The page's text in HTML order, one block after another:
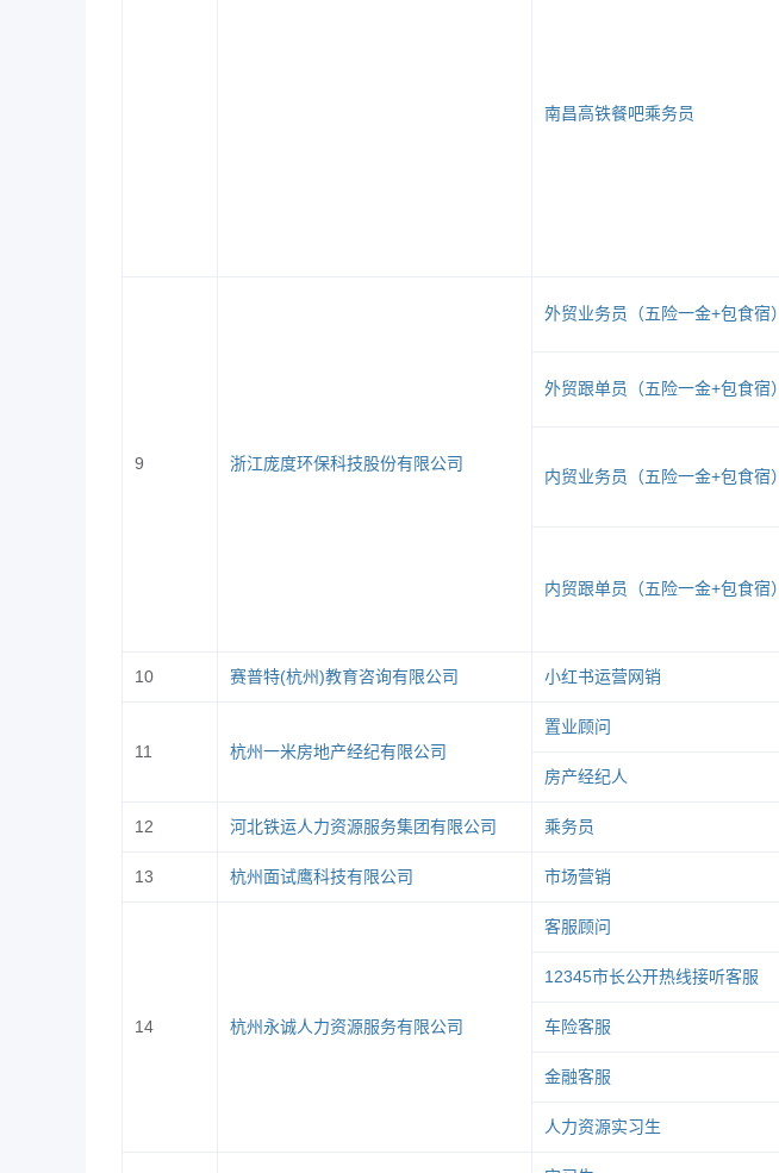
辅导员：金老师
电话： 89718387
创意设计学院（722人）
南昌高铁餐吧乘务员
9 浙江庞度环保科技股份有限公司
外贸业务员（五险一金+包食宿）
外贸跟单员（五险一金+包食宿）
内贸业务员（五险一金+包食宿）
内贸跟单员（五险一金+包食宿）
10 赛普特(杭州)教育咨询有限公司 小红书运营网销
11 杭州一米房地产经纪有限公司
置业顾问
房产经纪人
12 河北铁运人力资源服务集团有限公司 乘务员
13 杭州面试鹰科技有限公司 市场营销
14 杭州永诚人力资源服务有限公司
客服顾问
12345市长公开热线接听客服
车险客服
金融客服
人力资源实习生